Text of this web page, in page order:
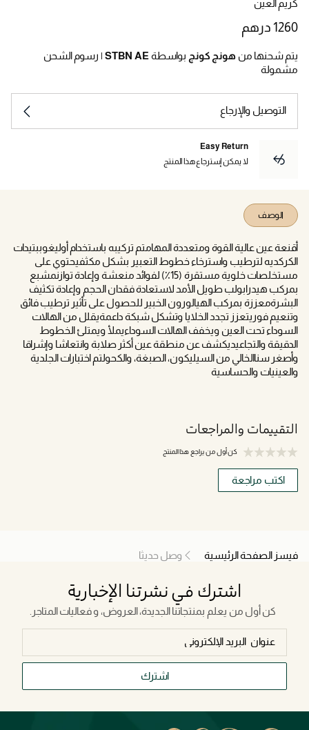
كريم العين
يتم شحنها من هونج كونج بواسطةSTBN AE
| رسوم الشحن
مشمولة
التوصيل والإرجاع
Easy Return
لا يمكن إسترجاع هذا المنتج
الوصف
أقنعة عين عالية القوة ومتعددة المهامتم تركيبه باستخدام أوليغوببتيدات
الكركديه لترطيب واسترخاء خطوط التعبير بشكل مكثفيحتوي على
مستخلصات خلوية مستقرة (15٪) لفوائد منعشة وإعادة توازنمشبع
بمركب هيدرابولب طويل الأمد لاستعادة فقدان الحجم وإعادة تكثيف
البشرةمعززة بمركب الهيالورون الخبير للحصول على تأثير ترطيب فائق
وتنعيم فوريتعزز تجدد الخلايا وتشكل شبكة داعمةيقلل من الهالات
السوداء تحت العين ويخفف الهالات السوداءيملأ ويمتلئ الخطوط
الدقيقة والتجاعيديكشف عن منطقة عين أكثر صلابة وانتعاشا وإشراقا
وأصغر سناالخالي من السيليكون، الصبغة، والكحولتم اختبارات الجلدية
والعينيات والحساسية
التقييمات والمراجعات
كن أول من يراجع هذا المنتج
اكتب مراجعة
فيسز الصفحة الرئيسية وصل حديثا
اشترك في نشرتنا الإخبارية
كن أول من يعلم بمنتجاتنا الجديدة، العروض، و فعاليات المتاجر.
اشترك